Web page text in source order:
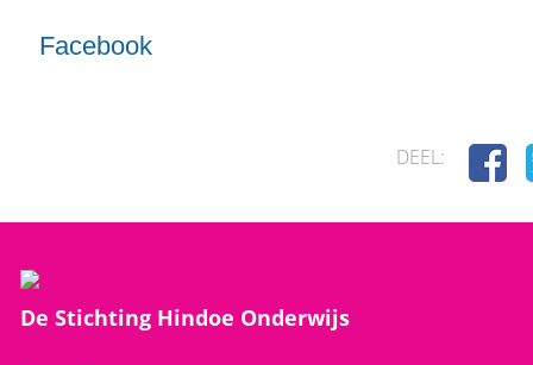
Facebook
DEEL:
De Stichting Hindoe Onderwijs